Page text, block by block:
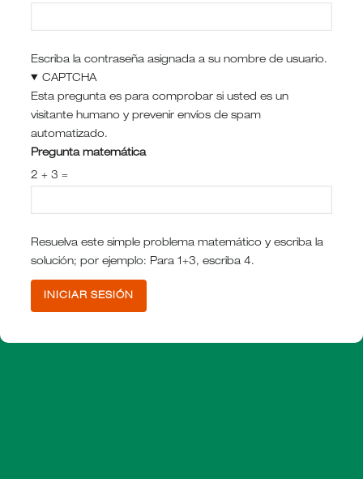
Escriba la contraseña asignada a su nombre de usuario.
CAPTCHA
Esta pregunta es para comprobar si usted es un
visitante humano y prevenir envíos de spam
automatizado.
Pregunta matemática
2 + 3 =
Resuelva este simple problema matemático y escriba la
solución; por ejemplo: Para 1+3, escriba 4.